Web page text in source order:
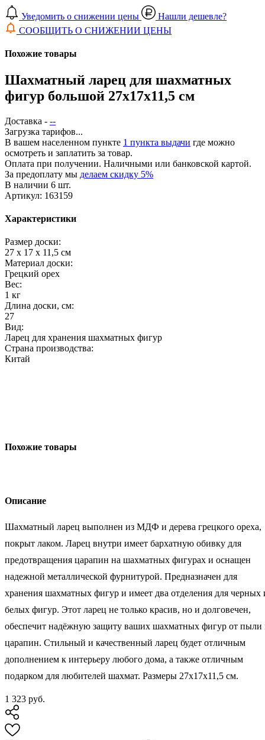
Уведомить о снижении цены
Нашли дешевле?
СООБЩИТЬ О СНИЖЕНИИ ЦЕНЫ
Похожие товары
Шахматный ларец для шахматных
фигур большой 27x17x11,5 см
Доставка - --
Загрузка тарифов...
В вашем населенном пункте 1 пункта выдачи где можно
осмотреть и заплатить за товар.
Оплата при получении. Наличными или банковской картой.
За предоплату мы делаем скидку 5%
В наличии 6 шт.
Артикул: 163159
Характеристики
Размер доски:
27 x 17 x 11,5 см
Материал доски:
Грецкий орех
Вес:
1 кг
Длина доски, см:
27
Вид:
Ларец для хранения шахматных фигур
Страна производства:
Китай
Похожие товары
Описание
Шахматный ларец выполнен из МДФ и дерева грецкого ореха,
покрыт лаком. Ларец внутри имеет бархатную обивку для
предотвращения царапин на шахматных фигурах и оснащен
надежной металлической фурнитурой. Предназначен для
хранения шахматных фигур и имеет два отделения для черных
белых фигур. Этот ларец не только красив, но и долговечен,
обеспечит надёжную защиту ваших шахматных фигур от пыли
царапин. Стильный и качественный ларец будет отличным
дополнением к интерьеру любого дома, а также отличным
подарком для любителей шахмат. Размеры 27x17x11,5 см.
1 323 руб.